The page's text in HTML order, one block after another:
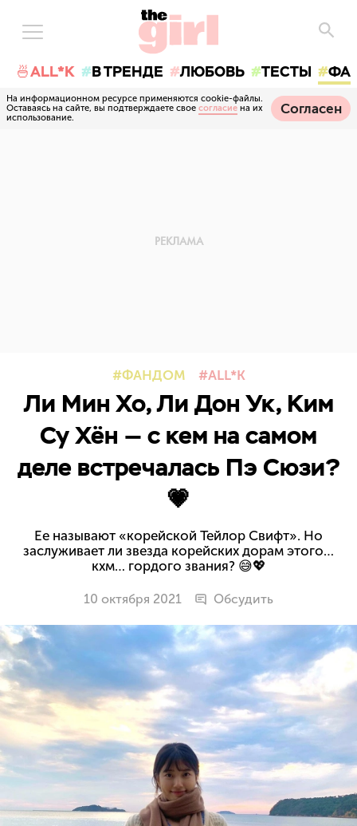
🍜ALL*K В ТРЕНДЕ ЛЮБОВЬ ТЕСТЫ
На информационном ресурсе применяются cookie-файлы.
Оставаясь на сайте, вы подтверждаете свое согласие на их
использование.
Согласен
ФАНДОМ ALL*K
Ли Мин Хо, Ли Дон Ук, Ким
Су Хён — с кем на самом
деле встречалась Пэ Сюзи?
💗
Ее называют «корейской Тейлор Свифт». Но
заслуживает ли звезда корейских дорам этого…
кхм… гордого звания? 😅💖
10 октября 2021 Обсудить